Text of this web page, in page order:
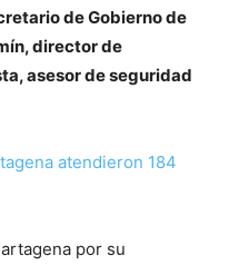
de Gobierno de
director de
asesor de seguridad
atendieron 184
por su